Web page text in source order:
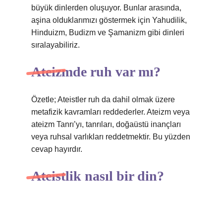
büyük dinlerden oluşuyor. Bunlar arasında,
aşina olduklarımızı göstermek için Yahudilik,
Hinduizm, Budizm ve Şamanizm gibi dinleri
sıralayabiliriz.
Ateizmde ruh var mı?
Özetle; Ateistler ruh da dahil olmak üzere
metafizik kavramları reddederler. Ateizm veya
ateizm Tanrı’yı, tanrıları, doğaüstü inançları
veya ruhsal varlıkları reddetmektir. Bu yüzden
cevap hayırdır.
Ateistlik nasıl bir din?